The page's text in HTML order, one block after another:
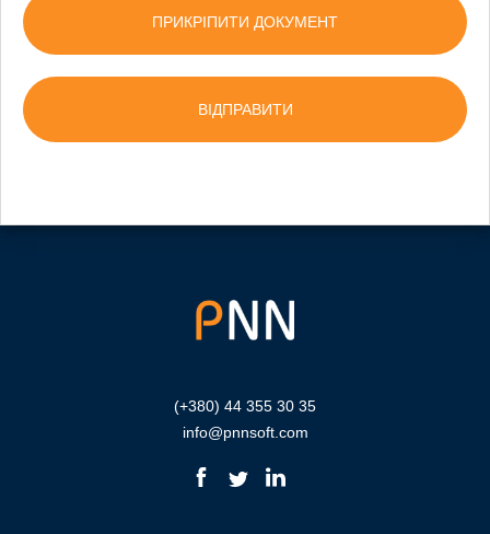
ПРИКРІПИТИ ДОКУМЕНТ
(+380) 44 355 30 35
info@pnnsoft.com